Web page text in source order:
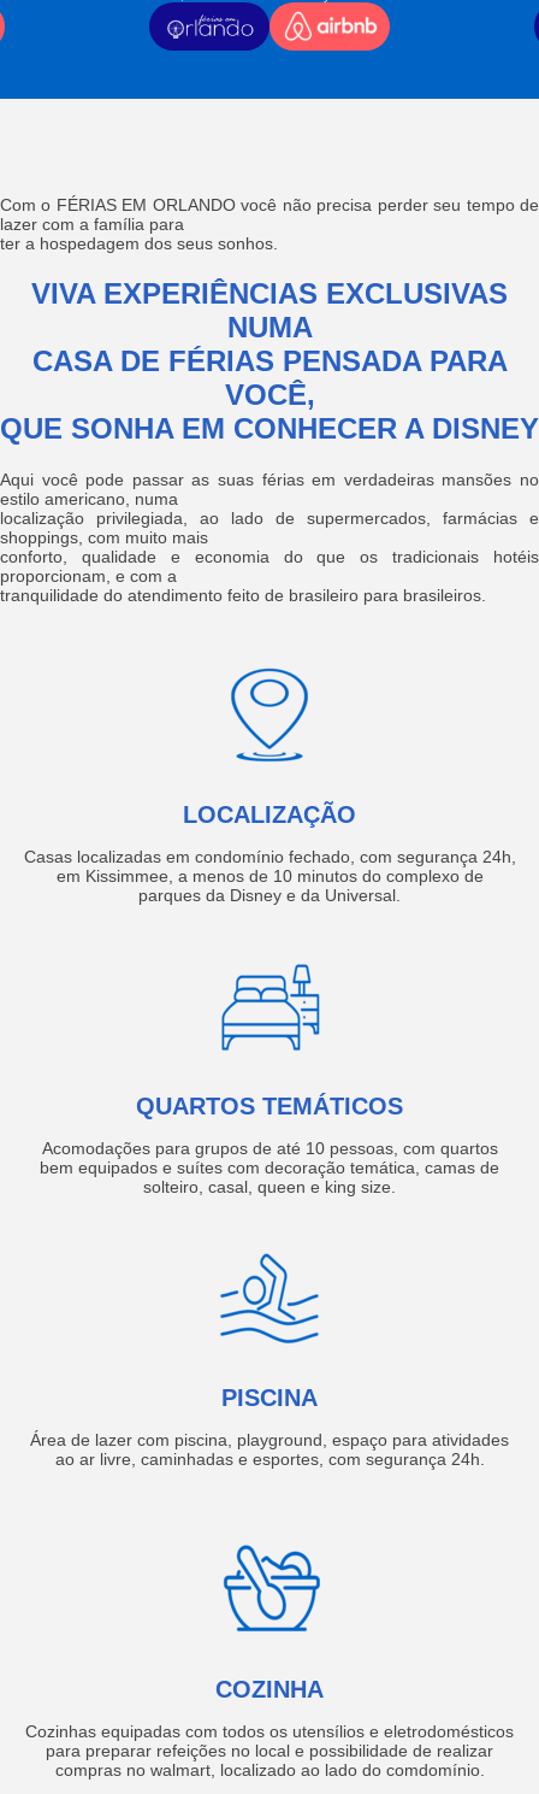
Com o FÉRIAS EM ORLANDO você não precisa perder seu tempo de
lazer com a família para
ter a hospedagem dos seus sonhos.
VIVA EXPERIÊNCIAS EXCLUSIVAS
NUMA
CASA DE FÉRIAS PENSADA PARA
VOCÊ,
QUE SONHA EM CONHECER A DISNEY
Aqui você pode passar as suas férias em verdadeiras mansões no
estilo americano, numa
localização privilegiada, ao lado de supermercados, farmácias e
shoppings, com muito mais
conforto, qualidade e economia do que os tradicionais hotéis
proporcionam, e com a
tranquilidade do atendimento feito de brasileiro para brasileiros.
LOCALIZAÇÃO
Casas localizadas em condomínio fechado, com segurança 24h,
em Kissimmee, a menos de 10 minutos do complexo de
parques da Disney e da Universal.
QUARTOS TEMÁTICOS
Acomodações para grupos de até 10 pessoas, com quartos
bem equipados e suítes com decoração temática, camas de
solteiro, casal, queen e king size.
PISCINA
Área de lazer com piscina, playground, espaço para atividades
ao ar livre, caminhadas e esportes, com segurança 24h.
COZINHA
Cozinhas equipadas com todos os utensílios e eletrodomésticos
para preparar refeições no local e possibilidade de realizar
compras no walmart, localizado ao lado do comdomínio.